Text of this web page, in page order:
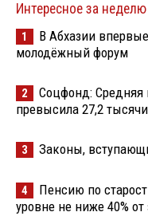
Интересное за неделю
1
В Абхазии
молодёжный форум
2
Соцфонд: Средняя
превысила 27,2 тысячи
3 Законы,
4
Пенсию по
уровне не ниже 40% от